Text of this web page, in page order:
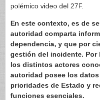
polémico video del 27F.
En este contexto, es de
autoridad comparta
dependencia, y que por
gestión del incidente. Por
los distintos actores
autoridad posee los
prioridades de Estado y
funciones esenciales.